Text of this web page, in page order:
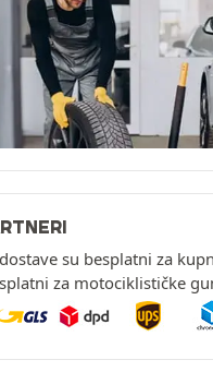
su besplatni za
za motociklističke